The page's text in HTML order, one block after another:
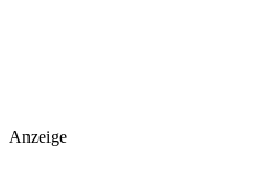
Anzeige